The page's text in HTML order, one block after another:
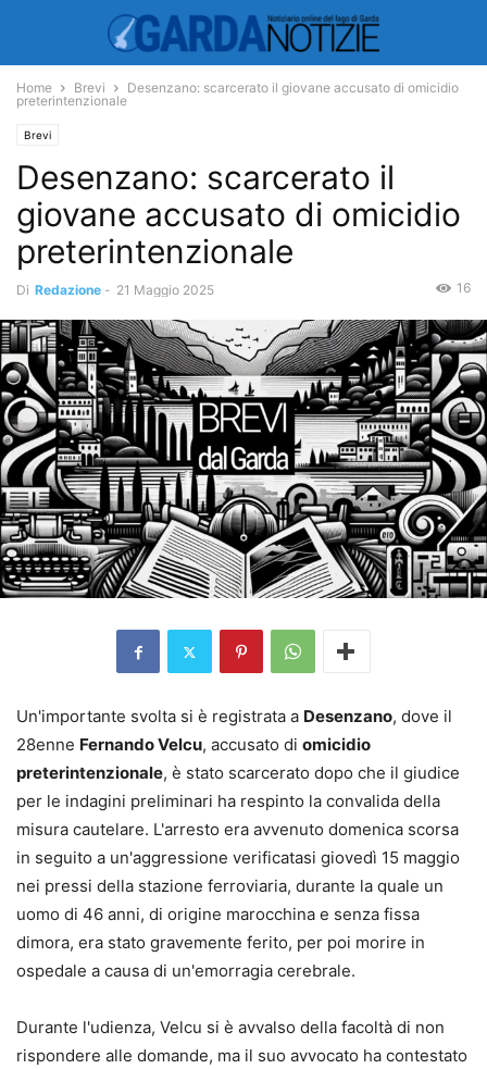
Home Brevi
Desenzano: scarcerato il giovane accusato di omicidio
preterintenzionale
Brevi
Desenzano: scarcerato il
giovane accusato di omicidio
preterintenzionale
Di Redazione - 21 Maggio 2025 16
Un'importante svolta si è registrata a Desenzano, dove il
28enne Fernando Velcu, accusato di omicidio
preterintenzionale, è stato scarcerato dopo che il giudice
per le indagini preliminari ha respinto la convalida della
misura cautelare. L'arresto era avvenuto domenica scorsa
in seguito a un'aggressione verificatasi giovedì 15 maggio
nei pressi della stazione ferroviaria, durante la quale un
uomo di 46 anni, di origine marocchina e senza fissa
dimora, era stato gravemente ferito, per poi morire in
ospedale a causa di un'emorragia cerebrale.
Durante l'udienza, Velcu si è avvalso della facoltà di non
rispondere alle domande, ma il suo avvocato ha contestato